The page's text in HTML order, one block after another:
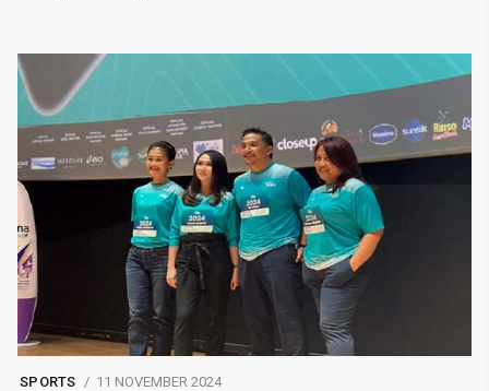
SPORTS 11 NOVEMBER 2024